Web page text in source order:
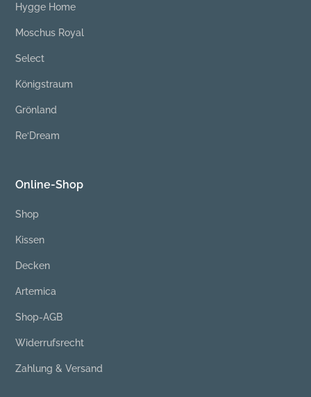
Hygge Home
Moschus Royal
Select
Königstraum
Grönland
Re‘Dream
Online-Shop
Shop
Kissen
Decken
Artemica
Shop-AGB
Widerrufsrecht
Zahlung & Versand